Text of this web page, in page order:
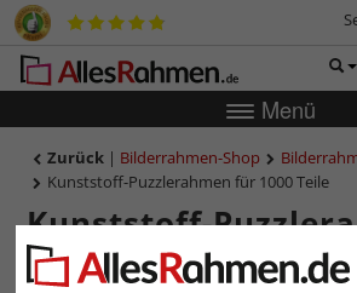
Menü
Zurück | Bilderrahmen-Shop
Kunststoff-Puzzlerahmen für 1000 Teile
Kunststoff-
1000 Teile